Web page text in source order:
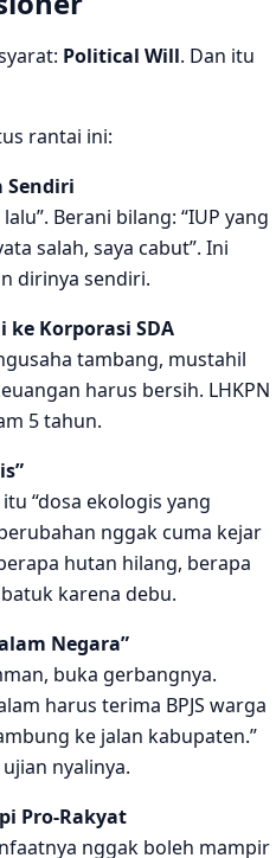
Political Will. Dan itu
rantai ini:
Sendiri
Berani bilang: “IUP yang
salah, saya cabut”. Ini
dirinya sendiri.
ke Korporasi SDA
tambang, mustahil
harus bersih. LHKPN
5 tahun.
“dosa ekologis yang
nggak cuma kejar
hutan hilang, berapa
karena debu.
Negara”
buka gerbangnya.
harus terima BPJS warga
ke jalan kabupaten.”
nyalinya.
Pro-Rakyat
nggak boleh mampir